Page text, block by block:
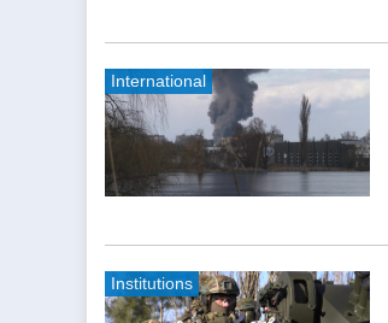
International
Institutions